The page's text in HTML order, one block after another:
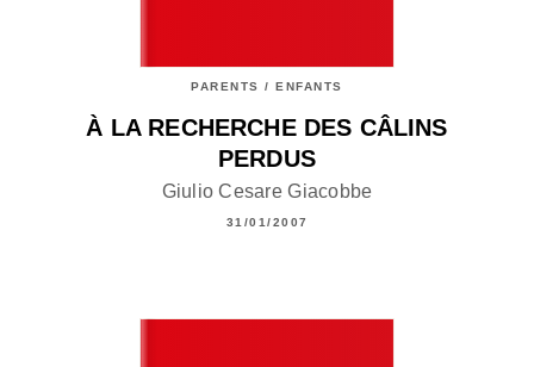
PARENTS / ENFANTS
À LA RECHERCHE DES CÂLINS
PERDUS
Giulio Cesare Giacobbe
31/01/2007